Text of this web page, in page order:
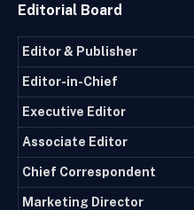
Editorial Board
Editor & Publisher
Editor-in-Chief
Executive Editor
Associate Editor
Chief Correspondent
Marketing Director